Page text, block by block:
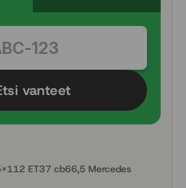
vanteet
ET37 cb66,5 Mercedes